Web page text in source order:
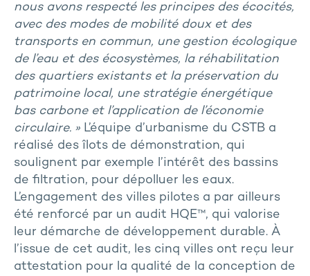
nous avons respecté les principes des écocités,
avec des modes de mobilité doux et des
transports en commun, une gestion écologique
de l’eau et des écosystèmes, la réhabilitation
des quartiers existants et la préservation du
patrimoine local, une stratégie énergétique
bas carbone et l’application de l’économie
circulaire. » L’équipe d’urbanisme du CSTB a
réalisé des îlots de démonstration, qui
soulignent par exemple l’intérêt des bassins
de filtration, pour dépolluer les eaux.
L’engagement des villes pilotes a par ailleurs
été renforcé par un audit HQE™, qui valorise
leur démarche de développement durable. À
l’issue de cet audit, les cinq villes ont reçu leur
attestation pour la qualité de la conception de